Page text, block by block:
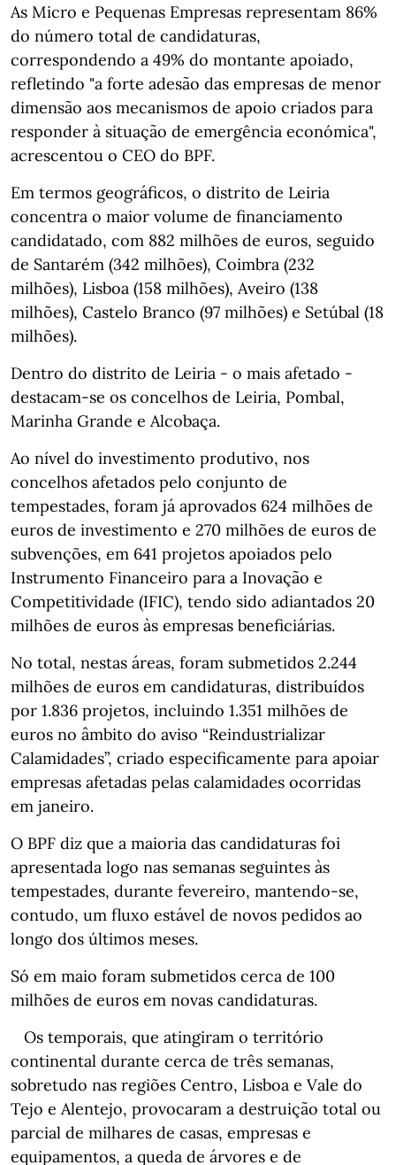
As Micro e Pequenas Empresas representam 86%
do número total de candidaturas,
correspondendo a 49% do montante apoiado,
refletindo "a forte adesão das empresas de menor
dimensão aos mecanismos de apoio criados para
responder à situação de emergência económica",
acrescentou o CEO do BPF.
Em termos geográficos, o distrito de Leiria
concentra o maior volume de financiamento
candidatado, com 882 milhões de euros, seguido
de Santarém (342 milhões), Coimbra (232
milhões), Lisboa (158 milhões), Aveiro (138
milhões), Castelo Branco (97 milhões) e Setúbal (18
milhões).
Dentro do distrito de Leiria - o mais afetado -
destacam-se os concelhos de Leiria, Pombal,
Marinha Grande e Alcobaça.
Ao nível do investimento produtivo, nos
concelhos afetados pelo conjunto de
tempestades, foram já aprovados 624 milhões de
euros de investimento e 270 milhões de euros de
subvenções, em 641 projetos apoiados pelo
Instrumento Financeiro para a Inovação e
Competitividade (IFIC), tendo sido adiantados 20
milhões de euros às empresas beneficiárias.
No total, nestas áreas, foram submetidos 2.244
milhões de euros em candidaturas, distribuídos
por 1.836 projetos, incluindo 1.351 milhões de
euros no âmbito do aviso “Reindustrializar
Calamidades”, criado especificamente para apoiar
empresas afetadas pelas calamidades ocorridas
em janeiro.
O BPF diz que a maioria das candidaturas foi
apresentada logo nas semanas seguintes às
tempestades, durante fevereiro, mantendo-se,
contudo, um fluxo estável de novos pedidos ao
longo dos últimos meses.
Só em maio foram submetidos cerca de 100
milhões de euros em novas candidaturas.
Os temporais, que atingiram o território
continental durante cerca de três semanas,
sobretudo nas regiões Centro, Lisboa e Vale do
Tejo e Alentejo, provocaram a destruição total ou
parcial de milhares de casas, empresas e
equipamentos, a queda de árvores e de